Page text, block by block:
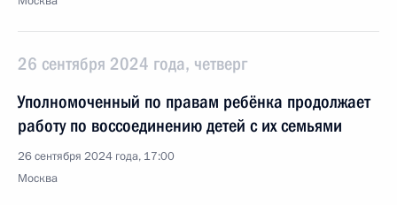
26 сентября 2024 года, четверг
Уполномоченный по правам ребёнка продолжает
работу по воссоединению детей с их семьями
26 сентября 2024 года, 17:00
Москва